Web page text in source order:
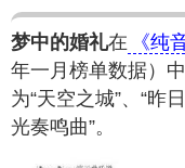
梦中的婚礼在 《纯
年一月榜单数据）
为“天空之城”、“昨
光奏鸣曲”。